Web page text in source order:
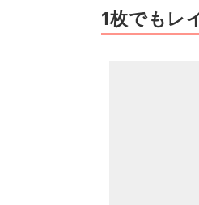
1枚でもレ